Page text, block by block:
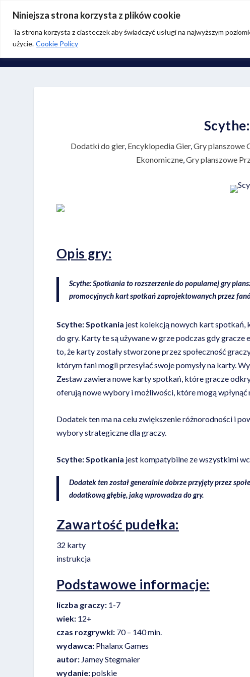
Niniejsza strona korzysta z plików cookie
Ta strona korzysta z ciasteczek aby świadczyć usługi na najwyższym
użycie. Cookie Policy
TRENDY: Recenzja – Wiedźmin: Stary Świat
Dodatki do gier, Encyklopedia Gier,Gry planszowe
Ekonomiczne,Gry planszowe
Opis gry:
Scythe: Spotkaniato rozszerzenie do popularnej gry
promocyjnych kart spotkań zaprojektowanych przez
Scythe: Spotkania jest kolekcją nowych kart spotkań,
do gry. Karty te są używane w grze podczas gdy
to, że karty zostały stworzone przez społeczność
którym fani mogli przesyłać swoje pomysły na karty.
Zestaw zawiera nowe karty spotkań, które gracze
oferują nowe wybory i możliwości, które mogą wpłynąć
Dodatek ten ma na celu zwiększenie różnorodności i
wybory strategiczne dla graczy.
Scythe: Spotkania jest kompatybilne ze wszystkimi
Dodatek ten został generalnie dobrze przyjęty przez
dodatkową głębię, jaką wprowadza do gry.
Zawartość pudełka:
32 karty
instrukcja
Podstawowe informacje:
liczba graczy:1-7
wiek:12+
czas rozgrywki:70 – 140 min.
wydawca:Phalanx Games
autor:Jamey Stegmaier
wydanie:polskie